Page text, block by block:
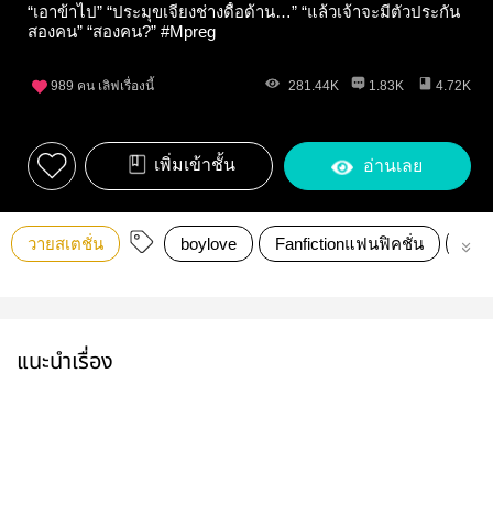
“เอาข้าไป” “ประมุขเจียงช่างดื้อด้าน…” “แล้วเจ้าจะมีตัวประกัน
สองคน” “สองคน?” #Mpreg
989 คน เลิฟเรื่องนี้ 281.44K 1.83K 4.72K
เพิ่มเข้าชั้น อ่านเลย
วายสเตชั่น boylove Fanfictionแฟนฟิคชั่น
แนะนำเรื่อง